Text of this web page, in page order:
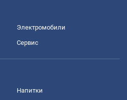
Электромобили
Сервис
Напитки